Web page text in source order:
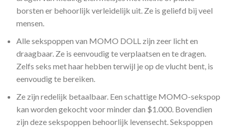
borsten er behoorlijk verleidelijk uit. Ze is geliefd bij veel
mensen.
Alle sekspoppen van MOMO DOLL zijn zeer licht en
draagbaar. Ze is eenvoudig te verplaatsen en te dragen.
Zelfs seks met haar hebben terwijl je op de vlucht bent, is
eenvoudig te bereiken.
Ze zijn redelijk betaalbaar. Een schattige MOMO-sekspop
kan worden gekocht voor minder dan $1.000. Bovendien
zijn deze sekspoppen behoorlijk levensecht. Sekspoppen